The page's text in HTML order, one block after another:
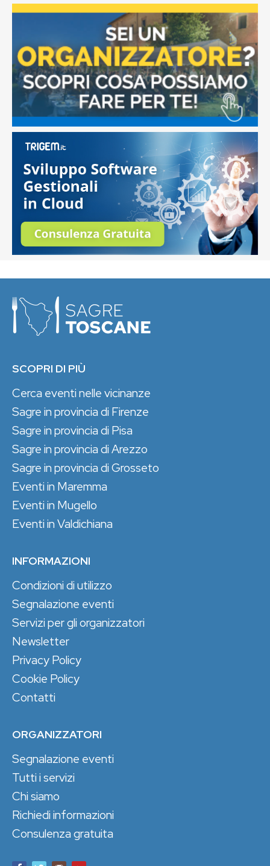
SCOPRI DI PIÙ
Cerca eventi nelle vicinanze
Sagre in provincia di Firenze
Sagre in provincia di Pisa
Sagre in provincia di Arezzo
Sagre in provincia di Grosseto
Eventi in Maremma
Eventi in Mugello
Eventi in Valdichiana
INFORMAZIONI
Condizioni di utilizzo
Segnalazione eventi
Servizi per gli organizzatori
Newsletter
Privacy Policy
Cookie Policy
Contatti
ORGANIZZATORI
Segnalazione eventi
Tutti i servizi
Chi siamo
Richiedi informazioni
Consulenza gratuita